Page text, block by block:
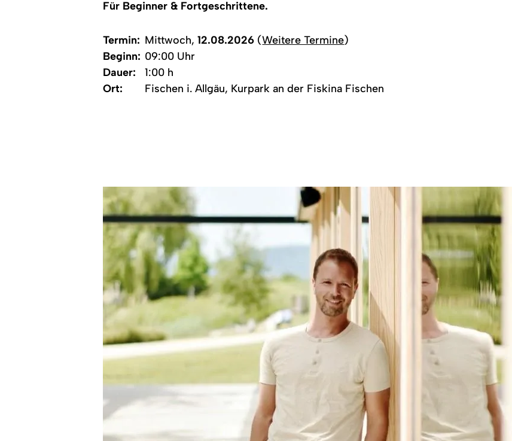
Für Beginner & Fortgeschrittene.
Termin: Mittwoch,12.08.2026 (Weitere Termine)
Beginn: 09:00 Uhr
Dauer:
1:00 h
Ort:
Fischen i. Allgäu, Kurpark an der Fiskina Fischen